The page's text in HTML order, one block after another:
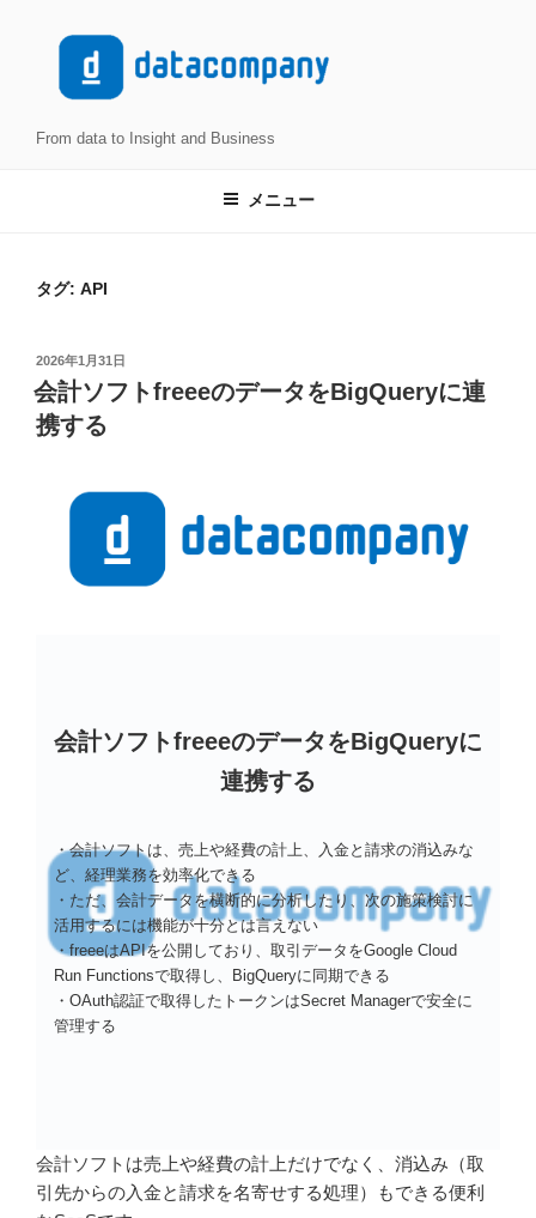
From data to Insight and Business
メニュー
タグ: API
投
稿
日:
2026年1月31日
会計ソフトfreeeのデータをBigQueryに連
携する
会計ソフトfreeeのデータをBigQueryに
連携する
・会計ソフトは、売上や経費の計上、入金と請求の消込みな
ど、経理業務を効率化できる
・ただ、会計データを横断的に分析したり、次の施策検討に
活用するには機能が十分とは言えない
・freeeはAPIを公開しており、取引データをGoogle Cloud
Run Functionsで取得し、BigQueryに同期できる
・OAuth認証で取得したトークンはSecret Managerで安全に
管理する
会計ソフトは売上や経費の計上だけでなく、消込み（取
引先からの入金と請求を名寄せする処理）もできる便利